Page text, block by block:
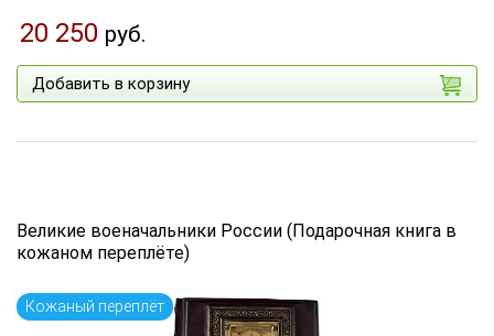
20 250 руб.
Добавить в корзину
Великие военачальники России (Подарочная книга в
кожаном переплёте)
Кожаный переплёт